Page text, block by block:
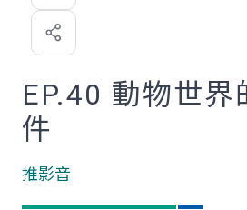
喜
歡
EP.40 動物世界
件
推影音